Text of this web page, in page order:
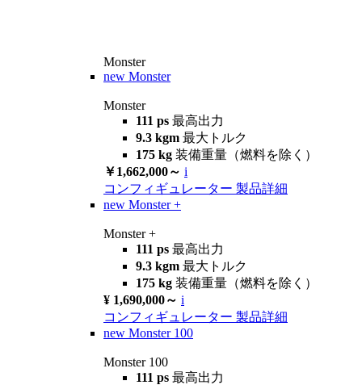
Monster
new Monster
Monster
111 ps 最高出力
9.3 kgm 最大トルク
175 kg 装備重量（燃料を除く）
￥1,662,000～ i
コンフィギュレーター 製品詳細
new Monster +
Monster +
111 ps 最高出力
9.3 kgm 最大トルク
175 kg 装備重量（燃料を除く）
¥ 1,690,000～ i
コンフィギュレーター 製品詳細
new Monster 100
Monster 100
111 ps 最高出力